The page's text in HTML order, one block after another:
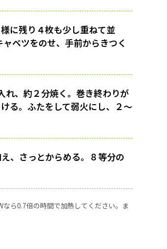
に残り４枚も少し重ねて並
ベツをのせ、手前からきつく
れ、約２分焼く。巻き終わりが
る。ふたをして弱火にし、２〜
、さっとからめる。８等分の
ら0.7倍の時間で加熱してください。ま